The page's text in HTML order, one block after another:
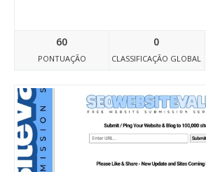
60
PONTUAÇÃO
0
CLASSIFICAÇÃO GLOBAL